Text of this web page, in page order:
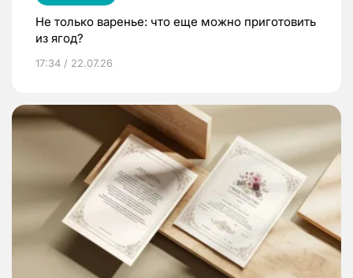
Не только варенье: что еще можно приготовить
из ягод?
17:34 / 22.07.26